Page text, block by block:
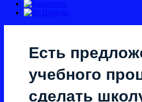
Есть
учебного
сделать